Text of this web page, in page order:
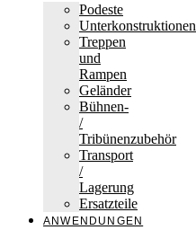
Podeste
Unterkonstruktionen
Treppen
und
Rampen
Geländer
Bühnen-
/
Tribünenzubehör
Transport
/
Lagerung
Ersatzteile
ANWENDUNGEN